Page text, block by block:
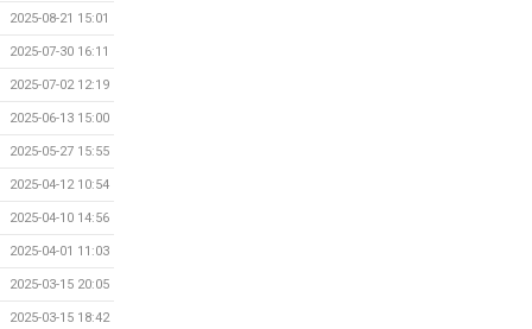
2025-08-21 15:01
2025-07-30 16:11
2025-07-02 12:19
2025-06-13 15:00
2025-05-27 15:55
2025-04-12 10:54
2025-04-10 14:56
2025-04-01 11:03
2025-03-15 20:05
2025-03-15 18:42